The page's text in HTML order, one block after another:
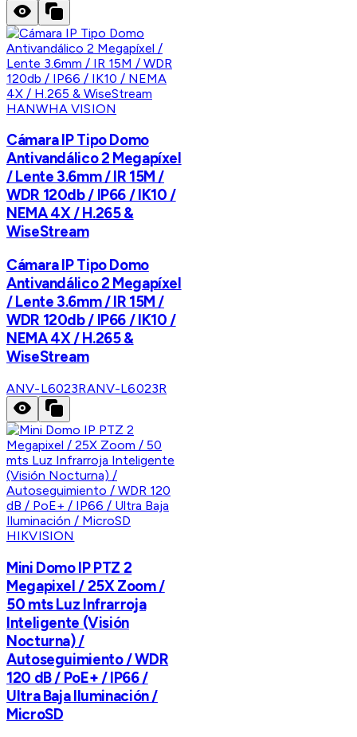
HANWHA VISION
Cámara IP Tipo Domo
Antivandálico 2 Megapíxel
/ Lente 3.6mm / IR 15M /
WDR 120db / IP66 / IK10 /
NEMA 4X / H.265 &
WiseStream
Cámara IP Tipo Domo
Antivandálico 2 Megapíxel
/ Lente 3.6mm / IR 15M /
WDR 120db / IP66 / IK10 /
NEMA 4X / H.265 &
WiseStream
ANV-L6023RANV-L6023R
HIKVISION
Mini Domo IP PTZ 2
Megapixel / 25X Zoom /
50 mts Luz Infrarroja
Inteligente (Visión
Nocturna) /
Autoseguimiento / WDR
120 dB / PoE+ / IP66 /
Ultra Baja Iluminación /
MicroSD